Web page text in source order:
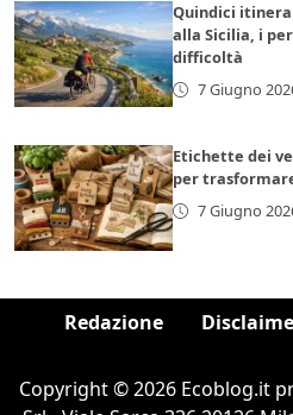
Quindici
alla Sicilia, i
difficoltà
7 Giugno
Etichette dei
per
7 Giugno
Redazione
Copyright © 2026 Ecoblog.it